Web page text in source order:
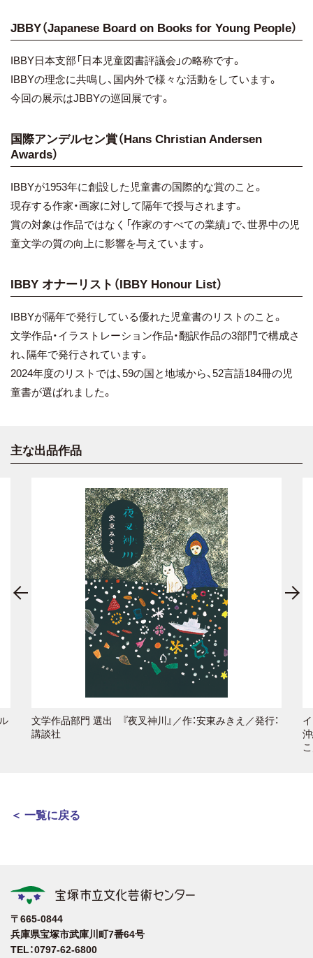
JBBY（Japanese Board on Books for Young People）
IBBY日本支部「日本児童図書評議会」の略称です。
IBBYの理念に共鳴し、国内外で様々な活動をしています。
今回の展示はJBBYの巡回展です。
国際アンデルセン賞（Hans Christian Andersen
Awards）
IBBYが1953年に創設した児童書の国際的な賞のこと。
現存する作家・画家に対して隔年で授与されます。
賞の対象は作品ではなく「作家のすべての業績」で、世界中の児
童文学の質の向上に影響を与えています。
IBBY オナーリスト（IBBY Honour List）
IBBYが隔年で発行している優れた児童書のリストのこと。
文学作品・イラストレーション作品・翻訳作品の3部門で構成さ
れ、隔年で発行されています。
2024年度のリストでは、59の国と地域から、52言語184冊の児
童書が選ばれました。
主な出品作品
文学作品部門 選出 『夜叉神川』／作：安東みきえ／発行：
講談社
＜ 一覧に戻る
〒665-0844
兵庫県宝塚市武庫川町7番64号
TEL：0797-62-6800